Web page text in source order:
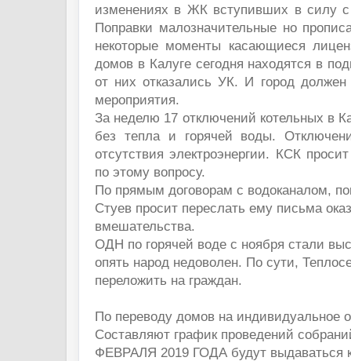
изменениях в ЖК вступивших в силу с
Поправки малозначительные но
некоторые моменты касающиеся
домов в Калуге сегодня находятся в
от них отказались УК. И город должен
мероприятия.
За неделю 17 отключений котельных в
без тепла и горячей воды.
отсутствия электроэнергии. КСК
по этому вопросу.
По прямым договорам с водоканалом,
Стуев просит переслать ему письма
вмешательства.
ОДН по горячей воде с ноября стали
опять народ недоволен. По сути,
переложить на граждан.
По переводу домов на индивидуальное
Составляют график проведений
ФЕВРАЛЯ 2019 ГОДА будут выдаваться